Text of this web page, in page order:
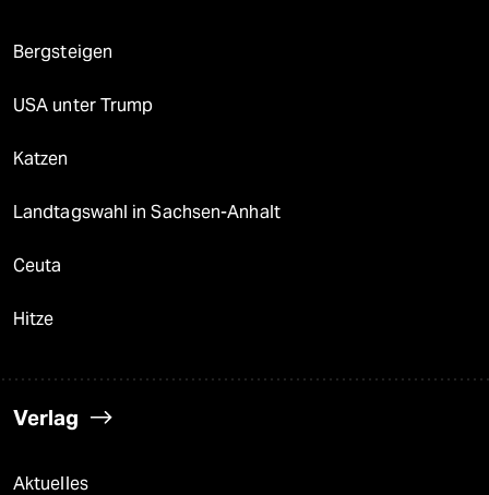
Bergsteigen
USA unter Trump
Katzen
Landtagswahl in Sachsen-Anhalt
Ceuta
Hitze
Verlag
Aktuelles